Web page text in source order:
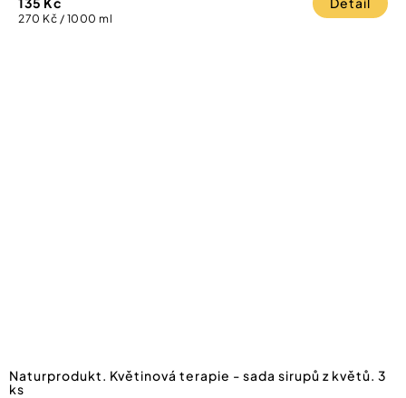
Měrná
270 Kč / 1000 ml
Naturprodukt. Květinová terapie - sada sirupů z květů. 3
ks